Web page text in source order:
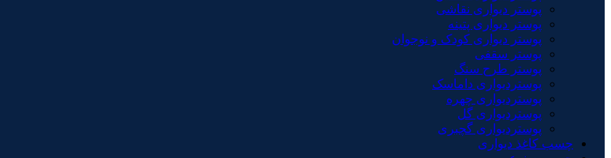
پوستر دیواری نقاشی
پوستر دیواری پتینه
پوستر دیواری کودک و نوجوان
پوستر سقفی
پوستر طرح سنگ
پوستردیواری داماسک
پوستردیواری چهره
پوستردیواری گل
پوستردیواری گچبری
چسب کاغذ دیواری